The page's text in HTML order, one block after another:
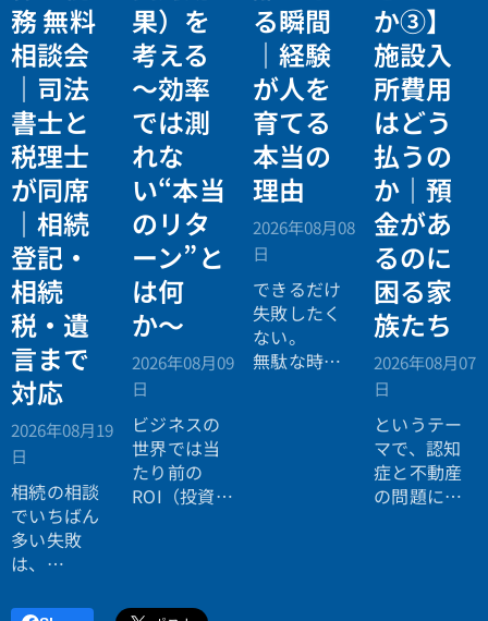
務 無料
相談会
｜司法
書士と
税理士
が同席
｜相続
登記・
相続
税・遺
言まで
対応
2026年08月19
日
相続の相談
でいちばん
多い失敗
は、
行ったら登
果）を
考える
〜効率
では測
れな
い“本当
のリタ
ーン”と
は何
か〜
2026年08月09
日
ビジネスの
世界では当
たり前の
ROI（投資対
る瞬間
｜経験
が人を
育てる
本当の
理由
2026年08月08
日
できるだけ
失敗したく
ない。
無駄な時間
か③】
施設入
所費用
はどう
払うの
か｜預
金があ
るのに
困る家
族たち
2026年08月07
日
というテー
マで、認知
症と不動産
の問題につ